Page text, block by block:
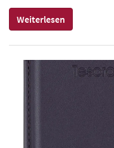
Weiterlesen